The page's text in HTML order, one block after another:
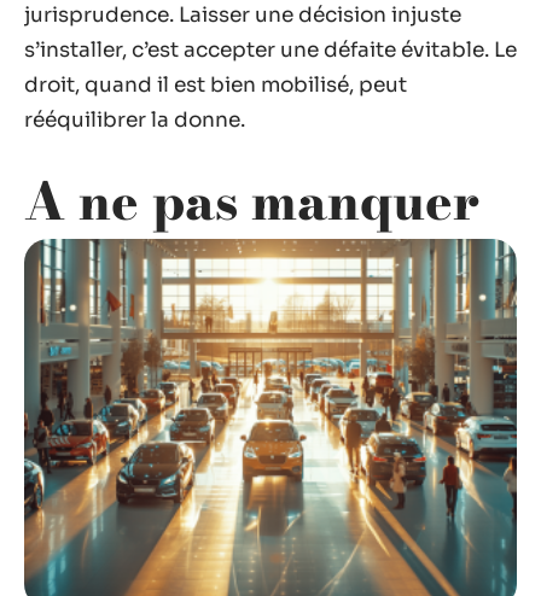
jurisprudence. Laisser une décision injuste
s’installer, c’est accepter une défaite évitable. Le
droit, quand il est bien mobilisé, peut
rééquilibrer la donne.
A ne pas manquer